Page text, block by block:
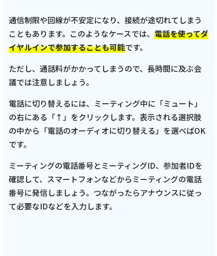
通信制限や回線が不安定になり、接続が途切れてしまう
こともあります。このようなケースでは、 電話を使ってダ
イヤルインで参加することも可能です。
ただし、通話料がかかってしまうので、長時間に及ぶ会
議では注意しましょう。
電話に切り替えるには、ミーティング中に「ミュート」
の右にある「↑」をクリックします。表示される選択肢
の中から「電話のオーディオに切り替える」を選べばOK
です。
ミーティングの電話番号とミーティングID、参加者IDを
確認して、スマートフォンなどからミーティングの電話
番号に発信しましょう。つながったらアナウンスに従っ
て必要なIDなどを入力します。